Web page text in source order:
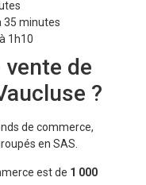
35 minutes
1h10
vente de
?
de commerce,
en SAS.
est de 1 000